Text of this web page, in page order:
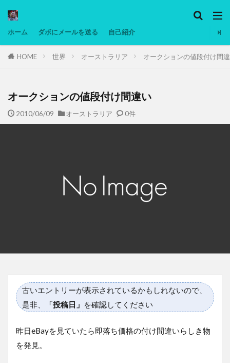
ホーム ダボにメールを送る 自己紹介
HOME 世界 オーストラリア オークションの値段付け間
オークションの値段付け間違い
2010/06/09 オーストラリア 0件
古いエントリーが表示されているかもしれないので、
是非、
「投稿日」 を確認してください
昨日eBayを見ていたら即落ち価格の付け間違いらしき物
を発見。
タグ
マレーシア動画
ヨーグルト
備忘録
動画 日本人村社会 脱水シート